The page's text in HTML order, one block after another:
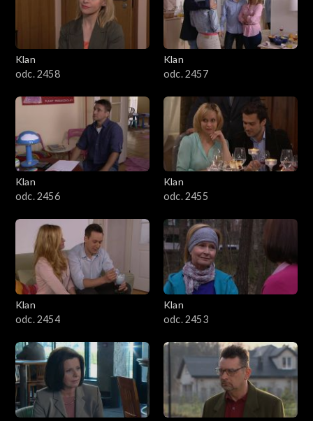
Klan
odc. 2458
Klan
odc. 2457
Klan
odc. 2456
Klan
odc. 2455
Klan
odc. 2454
Klan
odc. 2453